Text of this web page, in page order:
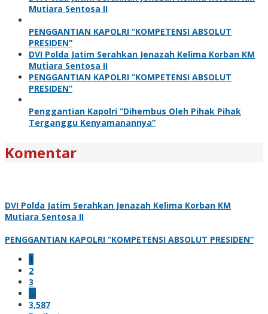
Mutiara Sentosa II
PENGGANTIAN KAPOLRI “KOMPETENSI ABSOLUT
PRESIDEN”
DVI Polda Jatim Serahkan Jenazah Kelima Korban KM
Mutiara Sentosa II
PENGGANTIAN KAPOLRI “KOMPETENSI ABSOLUT
PRESIDEN”
Penggantian Kapolri “Dihembus Oleh Pihak Pihak
Terganggu Kenyamanannya”
Komentar
DVI Polda Jatim Serahkan Jenazah Kelima Korban KM
Mutiara Sentosa II
PENGGANTIAN KAPOLRI “KOMPETENSI ABSOLUT PRESIDEN”
1
2
3
…
3,587